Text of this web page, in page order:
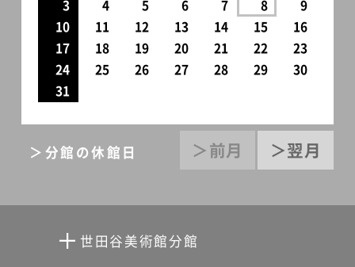
3
4 5 6 7 8
9
10
11 12 13 14 15
16
17
18 19 20 21 22
23
24
25 26 27 28 29
30
31
＞前月 ＞翌月
＞分館の休館日
世田谷美術館分館